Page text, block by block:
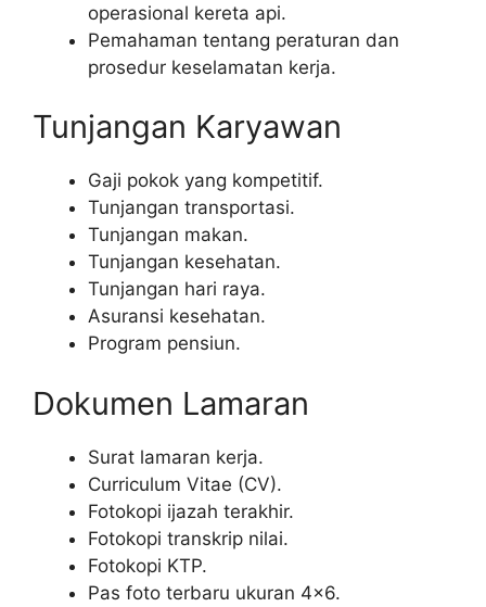
operasional kereta api.
Pemahaman tentang peraturan dan
prosedur keselamatan kerja.
Tunjangan Karyawan
Gaji pokok yang kompetitif.
Tunjangan transportasi.
Tunjangan makan.
Tunjangan kesehatan.
Tunjangan hari raya.
Asuransi kesehatan.
Program pensiun.
Dokumen Lamaran
Surat lamaran kerja.
Curriculum Vitae (CV).
Fotokopi ijazah terakhir.
Fotokopi transkrip nilai.
Fotokopi KTP.
Pas foto terbaru ukuran 4×6.